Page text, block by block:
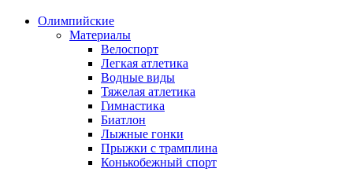
Олимпийские
Материалы
Велоспорт
Легкая атлетика
Водные виды
Тяжелая атлетика
Гимнастика
Биатлон
Лыжные гонки
Прыжки с трамплина
Конькобежный спорт